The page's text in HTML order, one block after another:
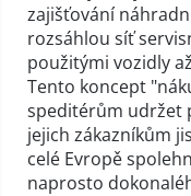
zajišťování
rozsáhlou síť
použitými vozidly
Tento koncept
speditérům udržet
jejich zákazníkům
celé Evropě
naprosto